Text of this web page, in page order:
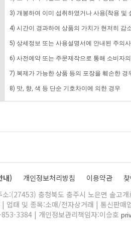
3) 개봉하여 이미 섭취하였거나 사용(착용 및
4) 시간이 경과하여 상품의 가치가 현저히 감
5) 상세정보 또는 사용설명서에 안내된 주의
6) 사전예약 또는 주문제작으로 통해 소비자
7) 복제가 가능한 상품 등의 포장을 훼손한 경
8) 맛, 향, 색 등 단순 기호차이에 의한 경우
내) 개인정보처리방침 이용약관
:(27453) 충청북도 충주시 노은면 솔고
업태 및 종목:소매/전자상거래 | 통신판매
3384 | 개인정보관리책임자:이승호